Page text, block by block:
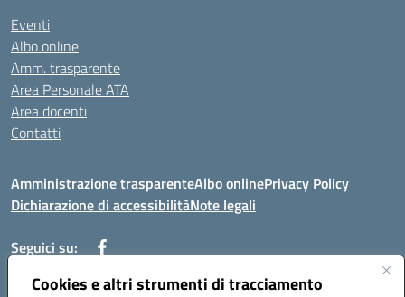
Cookies e altri strumenti di tracciamento
Eventi
Albo online
Amm. trasparente
Area Personale ATA
Area docenti
Contatti
Amministrazione trasparenteAlbo onlinePrivacy Policy
Dichiarazione di accessibilitàNote legali
Seguici su: